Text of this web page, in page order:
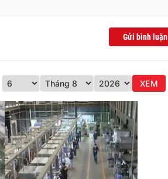
Gửi bình luận
XEM